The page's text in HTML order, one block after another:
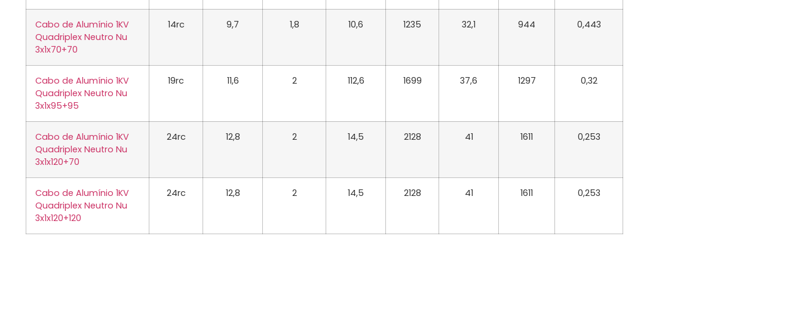
Cabo de Alumínio 1KV
Quadriplex Neutro Nu
3x1x70+70
14rc 9,7 1,8 10,6 1235 32,1 944 0,443
Cabo de Alumínio 1KV
Quadriplex Neutro Nu
3x1x95+95
19rc 11,6 2 112,6 1699 37,6 1297 0,32
Cabo de Alumínio 1KV
Quadriplex Neutro Nu
3x1x120+70
24rc 12,8 2 14,5 2128 41 1611 0,253
Cabo de Alumínio 1KV
Quadriplex Neutro Nu
3x1x120+120
24rc 12,8 2 14,5 2128 41 1611 0,253